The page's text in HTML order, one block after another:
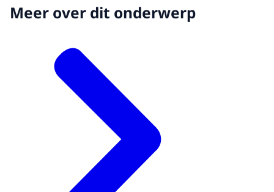
Meer over dit onderwerp